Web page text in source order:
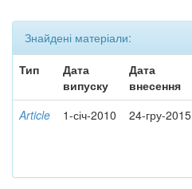
Знайдені матеріали:
Тип
Дата
випуску
Дата
внесення
Article 1-січ-2010 24-гру-2015